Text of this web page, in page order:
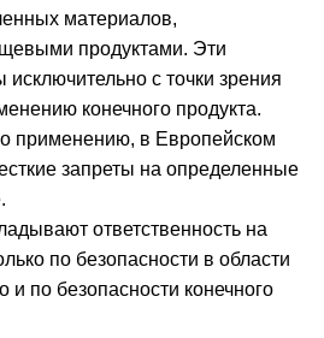
материалов,
продуктами. Эти
с точки зрения
конечного продукта.
применению, в Европейском
запреты на определенные
ответственность на
по безопасности в области
и по безопасности конечного